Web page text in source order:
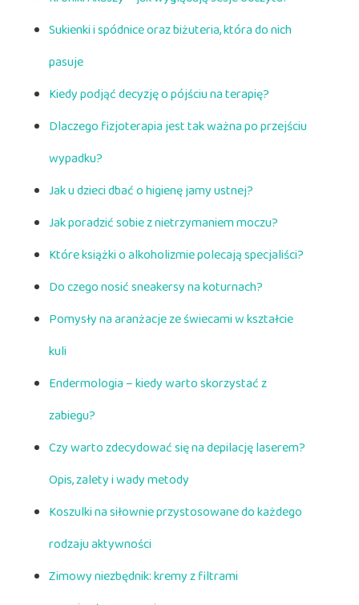
Sukienki i spódnice oraz biżuteria, która do nich
pasuje
Kiedy podjąć decyzję o pójściu na terapię?
Dlaczego fizjoterapia jest tak ważna po przejściu
wypadku?
Jak u dzieci dbać o higienę jamy ustnej?
Jak poradzić sobie z nietrzymaniem moczu?
Które książki o alkoholizmie polecają specjaliści?
Do czego nosić sneakersy na koturnach?
Pomysły na aranżacje ze świecami w kształcie
kuli
Endermologia – kiedy warto skorzystać z
zabiegu?
Czy warto zdecydować się na depilację laserem?
Opis, zalety i wady metody
Koszulki na siłownie przystosowane do każdego
rodzaju aktywności
Zimowy niezbędnik: kremy z filtrami